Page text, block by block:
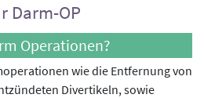
Darm-OP
Operationen?
wie die Entfernung von
Divertikeln, sowie